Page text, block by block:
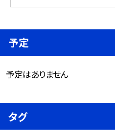
予定
予定はありません
タグ